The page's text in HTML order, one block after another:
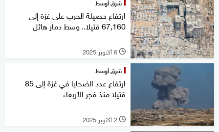
شرق أوسط
ارتفاع حصيلة الحرب على غزة إلى
67,160 قتيلا.. وسط دمار هائل
l 6 أكتوبر 2025
شرق أوسط
ارتفاع عدد الضحايا في غزة إلى 85
قتيلا منذ فجر الأربعاء
l 2 أكتوبر 2025